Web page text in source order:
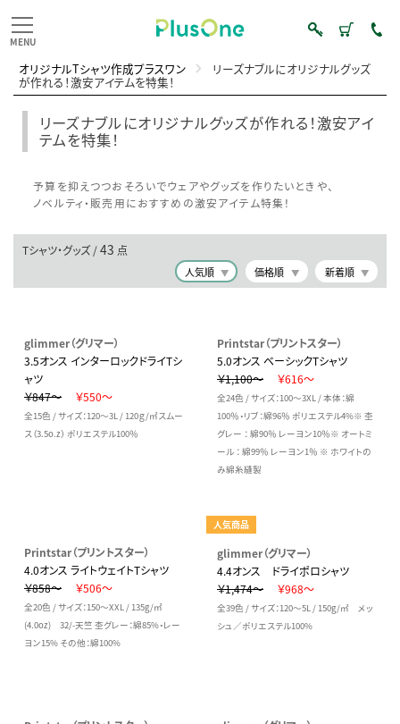
オリジナルTシャツ作成プラスワン リーズナブルにオリジナルグッズ
が作れる！激安アイテムを特集！
リーズナブルにオリジナルグッズが作れる！激安アイ
テムを特集！
予算を抑えつつおそろいでウェアやグッズを作りたいときや、
ノベルティ・販売用におすすめの激安アイテム特集！
Tシャツ・グッズ /43 点
人気順 価格順 新着順
glimmer（グリマー）
3.5オンス インターロックドライTシ
ャツ
￥847～
￥550～
全15色 / サイズ：120～3L / 120ｇ/㎡スムー
ス（3.5o.z） ポリエステル100％
Printstar（プリントスター）
5.0オンス ベーシックTシャツ
￥1,100～
￥616～
全24色 / サイズ：100～3XL / 本体：綿
100％・リブ：綿96％ ポリエステル4%※ 杢
グレー ： 綿90％ レーヨン10％※ オートミ
ール ： 綿99％ レーヨン1％ ※ ホワイトの
み綿糸縫製
Printstar（プリントスター）
4.0オンス ライトウェイトTシャツ
￥858～
￥506～
全20色 / サイズ：150～XXL / 135g/㎡
(4.0oz) 32/-天竺 杢グレー：綿85%・レー
ヨン15% その他：綿100%
人気商品
glimmer（グリマー）
4.4オンス ドライポロシャツ
￥1,474～
￥968～
全39色 / サイズ：120～5L / 150g/㎡ メッ
シュ／ポリエステル100%